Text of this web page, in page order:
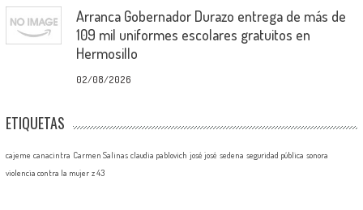
Arranca Gobernador Durazo entrega de más de
109 mil uniformes escolares gratuitos en
Hermosillo
02/08/2026
ETIQUETAS
cajeme canacintra Carmen Salinas claudia pablovich josé josé sedena seguridad pública sonora
violencia contra la mujer z 43